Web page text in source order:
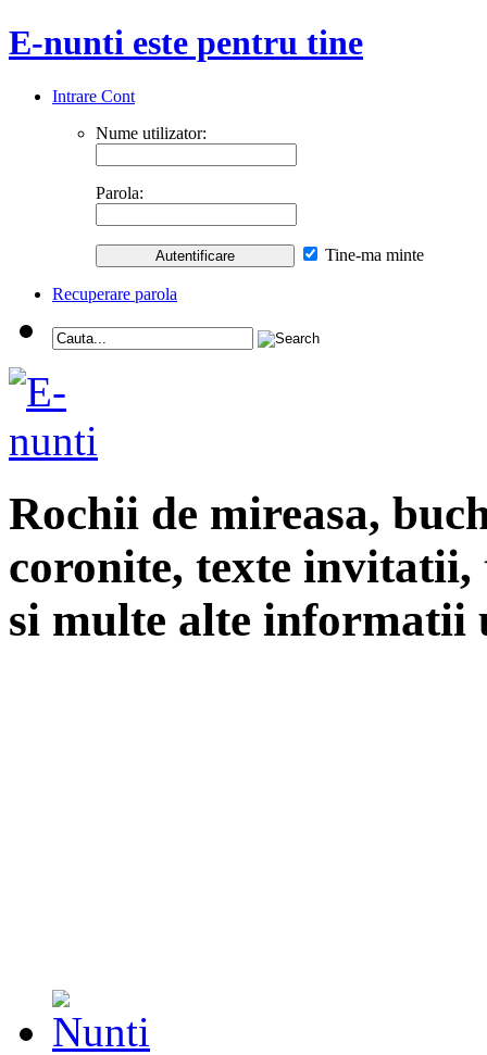
E-nunti este pentru tine
Intrare Cont
Nume utilizator:
Parola:
Tine-ma minte
Recuperare parola
Rochii de mireasa,
coronite, texte
si multe alte informatii